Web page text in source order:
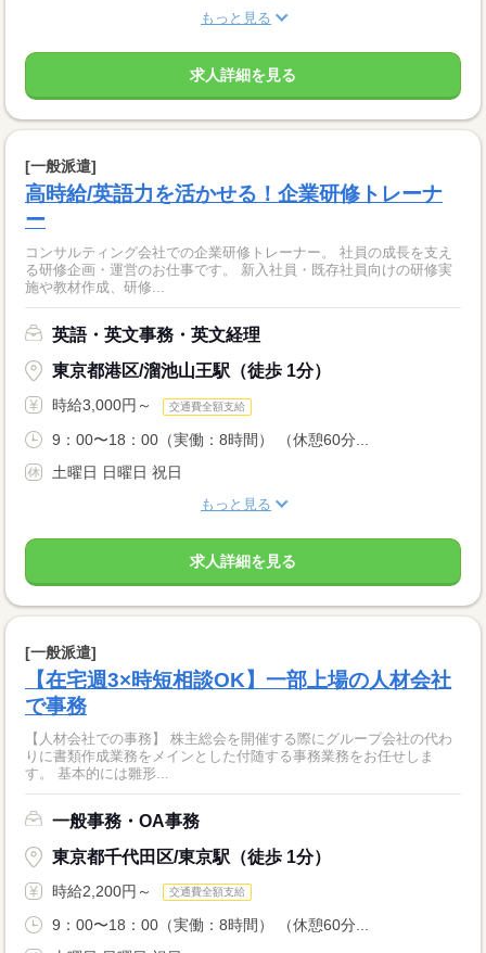
もっと見る
求人詳細を見る
[一般派遣]
高時給/英語力を活かせる！企業研修トレーナ
ー
コンサルティング会社での企業研修トレーナー。 社員の成長を支え
る研修企画・運営のお仕事です。 新入社員・既存社員向けの研修実
施や教材作成、研修...
英語・英文事務・英文経理
東京都港区/溜池山王駅（徒歩 1分）
時給3,000円～ 交通費全額支給
9：00〜18：00（実働：8時間） （休憩60分...
土曜日 日曜日 祝日
もっと見る
求人詳細を見る
[一般派遣]
【在宅週3×時短相談OK】一部上場の人材会社
で事務
【人材会社での事務】 株主総会を開催する際にグループ会社の代わ
りに書類作成業務をメインとした付随する事務業務をお任せしま
す。 基本的には雛形...
一般事務・OA事務
東京都千代田区/東京駅（徒歩 1分）
時給2,200円～ 交通費全額支給
9：00〜18：00（実働：8時間） （休憩60分...